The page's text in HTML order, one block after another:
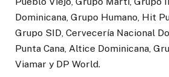
Dominicana, Grupo Humano, Hit
Grupo SID, Cervecería Nacional
Punta Cana, Altice Dominicana,
Viamar y DP World.